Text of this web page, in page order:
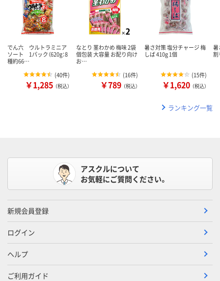
でん六 ウルトラミニア
ソート 1パック（620g：8
種約66…
(40件)
￥1,285 （税込）
なとり 茎わかめ 梅味 2袋
個包装 大容量 お配り向け
お…
(16件)
￥789 （税込）
暑さ対策 塩分チャージ 梅
しば 410g 1個
(15件)
￥1,620 （税込）
暑
割
ランキング一覧
アスクルについて
お気軽にご質問ください。
新規会員登録
ログイン
ヘルプ
ご利用ガイド